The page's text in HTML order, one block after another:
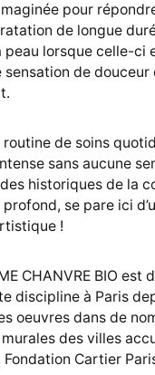
pour
de longue
lorsque celle-ci
sensation de
de soins
sans aucune
historiques de la
se pare ici
!
CHANVRE BIO
discipline à Paris
oeuvres dans de
des villes
Cartier